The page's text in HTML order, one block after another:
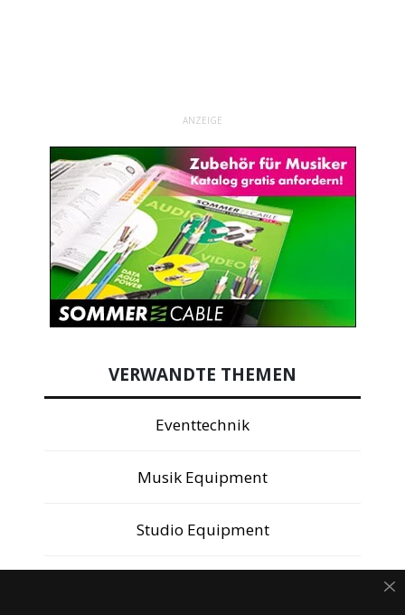
ANZEIGE
VERWANDTE THEMEN
Eventtechnik
Musik Equipment
Studio Equipment